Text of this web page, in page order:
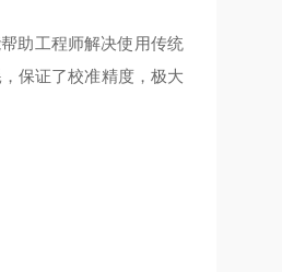
助工程师解决使用传统
保证了校准精度，极大